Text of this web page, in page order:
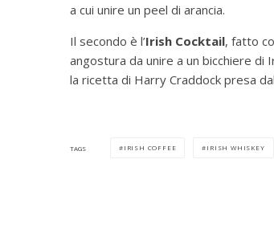
a cui unire un peel di arancia.
Il secondo è l’Irish Cocktail, fatto
angostura da unire a un bicchiere di
la ricetta di Harry Craddock presa
TAGS IRISH COFFEE IRISH WHISKEY